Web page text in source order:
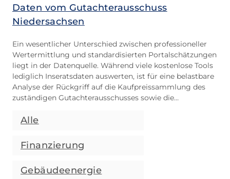
Alle
Finanzierung
Gebäudeenergie
Daten vom Gutachterausschuss
Niedersachsen
Ein wesentlicher Unterschied zwischen professioneller
Wertermittlung und standardisierten Portalschätzungen
liegt in der Datenquelle. Während viele kostenlose Tools
lediglich Inseratsdaten auswerten, ist für eine belastbare
Analyse der Rückgriff auf die Kaufpreissammlung des
zuständigen Gutachterausschusses sowie die
unerlässlich. Unser Onlinetool ist darauf ausgelegt, diese
eine methodisch saubere Herleitung des
Immobilienwerts zu ermöglichen.